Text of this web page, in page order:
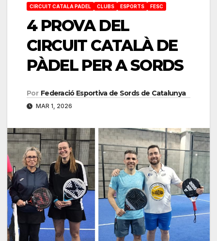
CIRCUIT CATALA PADEL CLUBS ESPORTS FESC
4 PROVA DEL
CIRCUIT CATALÀ DE
PÀDEL PER A SORDS
Por Federació Esportiva de Sords de Catalunya
MAR 1, 2026